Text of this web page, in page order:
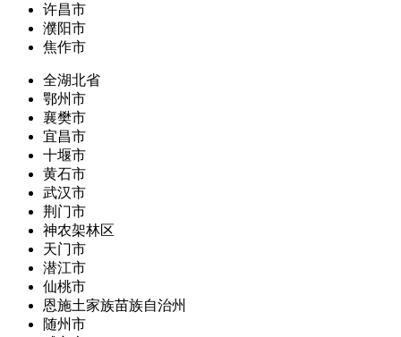
许昌市
濮阳市
焦作市
全湖北省
鄂州市
襄樊市
宜昌市
十堰市
黄石市
武汉市
荆门市
神农架林区
天门市
潜江市
仙桃市
恩施土家族苗族自治州
随州市